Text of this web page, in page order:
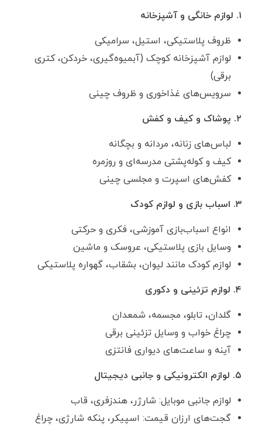
۱. لوازم خانگی و آشپزخانه
ظروف پلاستیکی، استیل، سرامیکی
لوازم آشپزخانه کوچک (آبمیوه‌گیری، خردکن، کتری
برقی)
سرویس‌های غذاخوری و ظروف چینی
۲. پوشاک و کیف و کفش
لباس‌های زنانه، مردانه و بچگانه
کیف و کوله‌پشتی‌ مدرسه‌ای و روزمره
کفش‌های اسپرت و مجلسی چینی
۳. اسباب ‌بازی و لوازم کودک
انواع اسباب‌بازی آموزشی، فکری و حرکتی
وسایل بازی پلاستیکی، عروسک و ماشین
لوازم کودک مانند لیوان، بشقاب، گهواره پلاستیکی
۴. لوازم تزئینی و دکوری
گلدان، تابلو، مجسمه، شمعدان
چراغ خواب و وسایل تزئینی برقی
آینه و ساعت‌های دیواری فانتزی
۵. لوازم الکترونیکی و جانبی دیجیتال
لوازم جانبی موبایل: شارژر، هندزفری، قاب
گجت‌های ارزان ‌قیمت: اسپیکر، پنکه شارژی، چراغ